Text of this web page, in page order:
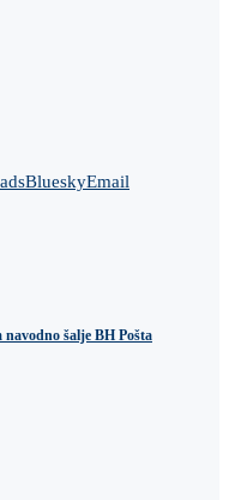
BlueskyEmail
šalje BH Pošta